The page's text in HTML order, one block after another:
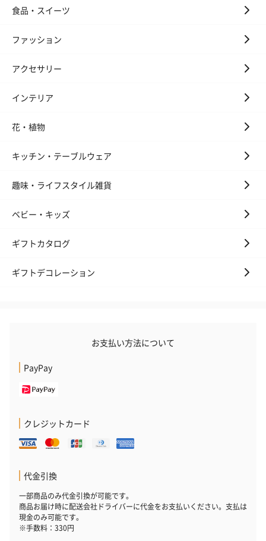
食品・スイーツ
ファッション
アクセサリー
インテリア
花・植物
キッチン・テーブルウェア
趣味・ライフスタイル雑貨
ベビー・キッズ
ギフトカタログ
ギフトデコレーション
お支払い方法について
PayPay
クレジットカード
代金引換
一部商品のみ代金引換が可能です。
商品お届け時に配送会社ドライバーに代金をお支払いください。支払は
現金のみ可能です。
※手数料：330円